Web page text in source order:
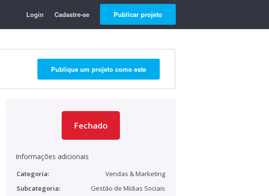
Login Cadastre-se Publicar projeto
Publique um projeto como este
Fechado
Informações adicionais
Categoria:
Vendas & Marketing
Subcategoria:
Gestão de Mídias Sociais